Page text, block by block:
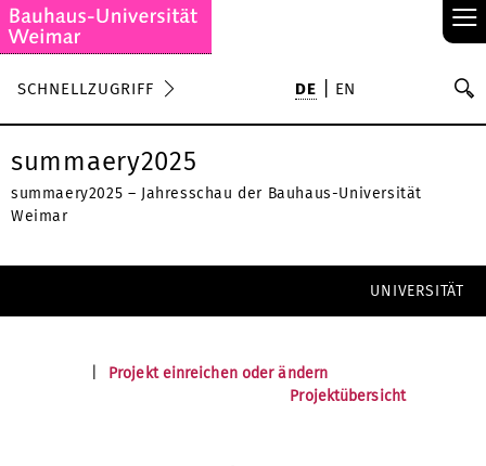
≡
SCHNELLZUGRIFF DE EN
summaery2025
summaery2025 – Jahresschau der Bauhaus-Universität
Weimar
UNIVERSITÄT
Projekt einreichen oder ändern
Projektübersicht